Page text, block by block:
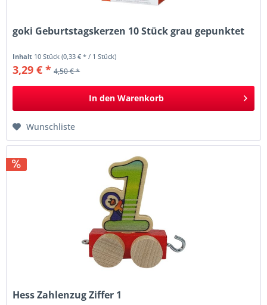
goki Geburtstagskerzen 10 Stück grau gepunktet
Inhalt 10 Stück(0,33 € * / 1 Stück)
3,29 € * 4,50 € *
In den Warenkorb
Wunschliste
Hess Zahlenzug Ziffer 1